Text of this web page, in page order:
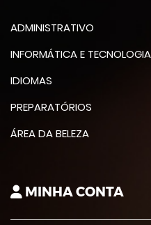
ADMINISTRATIVO
INFORMÁTICA E TECNOLOGIA
IDIOMAS
PREPARATÓRIOS
ÁREA DA BELEZA
MINHA CONTA